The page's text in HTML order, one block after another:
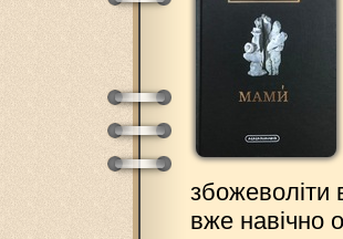
збожеволіти
вже навічно